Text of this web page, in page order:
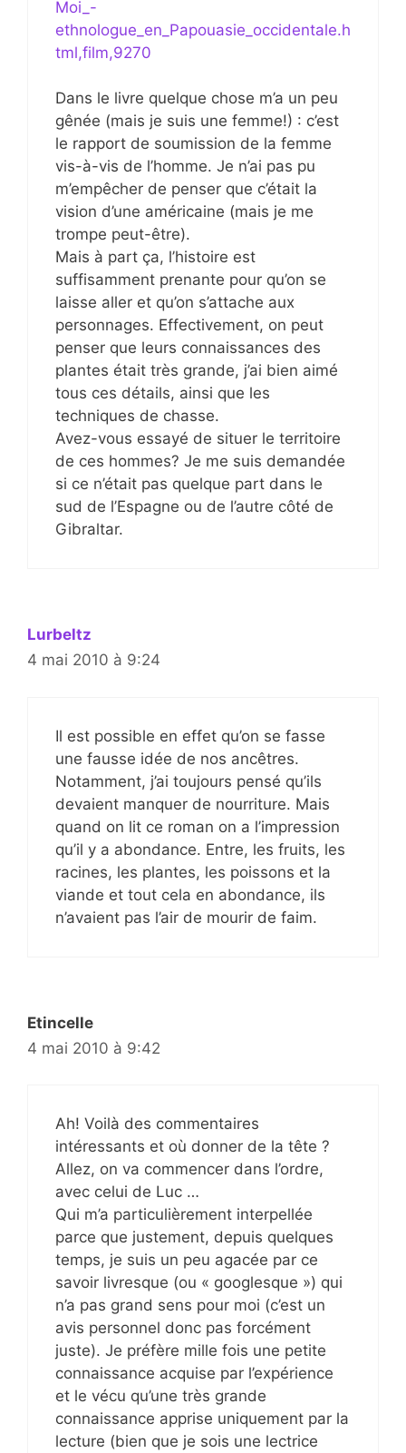
Moi_-
ethnologue_en_Papouasie_occidentale.h
tml,film,9270
Dans le livre quelque chose m’a un peu
gênée (mais je suis une femme!) : c’est
le rapport de soumission de la femme
vis-à-vis de l’homme. Je n’ai pas pu
m’empêcher de penser que c’était la
vision d’une américaine (mais je me
trompe peut-être).
Mais à part ça, l’histoire est
suffisamment prenante pour qu’on se
laisse aller et qu’on s’attache aux
personnages. Effectivement, on peut
penser que leurs connaissances des
plantes était très grande, j’ai bien aimé
tous ces détails, ainsi que les
techniques de chasse.
Avez-vous essayé de situer le territoire
de ces hommes? Je me suis demandée
si ce n’était pas quelque part dans le
sud de l’Espagne ou de l’autre côté de
Gibraltar.
Lurbeltz
4 mai 2010 à 9:24
Il est possible en effet qu’on se fasse
une fausse idée de nos ancêtres.
Notamment, j’ai toujours pensé qu’ils
devaient manquer de nourriture. Mais
quand on lit ce roman on a l’impression
qu’il y a abondance. Entre, les fruits, les
racines, les plantes, les poissons et la
viande et tout cela en abondance, ils
n’avaient pas l’air de mourir de faim.
Etincelle
4 mai 2010 à 9:42
Ah! Voilà des commentaires
intéressants et où donner de la tête ?
Allez, on va commencer dans l’ordre,
avec celui de Luc …
Qui m’a particulièrement interpellée
parce que justement, depuis quelques
temps, je suis un peu agacée par ce
savoir livresque (ou « googlesque ») qui
n’a pas grand sens pour moi (c’est un
avis personnel donc pas forcément
juste). Je préfère mille fois une petite
connaissance acquise par l’expérience
et le vécu qu’une très grande
connaissance apprise uniquement par la
lecture (bien que je sois une lectrice